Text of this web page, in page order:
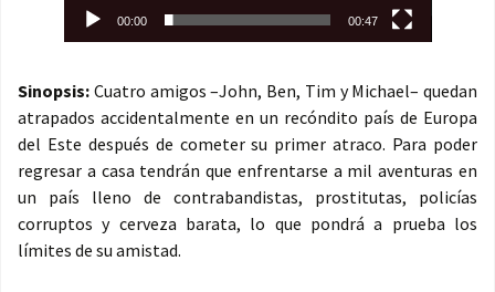
00:00 00:47
Sinopsis: Cuatro amigos –John, Ben, Tim y Michael– quedan
atrapados accidentalmente en un recóndito país de Europa
del Este después de cometer su primer atraco. Para poder
regresar a casa tendrán que enfrentarse a mil aventuras en
un país lleno de contrabandistas, prostitutas, policías
corruptos y cerveza barata, lo que pondrá a prueba los
límites de su amistad.